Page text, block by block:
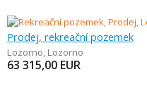
Prodej, rekreační pozemek
Lozorno, Lozorno
63 315,00 EUR